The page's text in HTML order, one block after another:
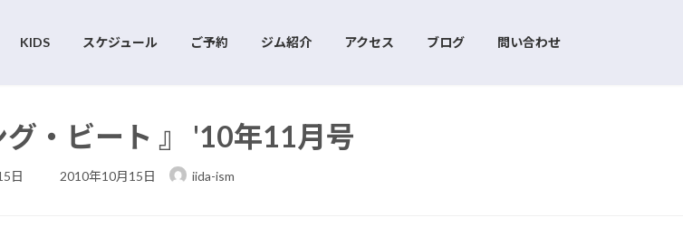
KIDS スケジュール ご予約 ジム紹介 アクセス ブログ 問い合わせ
グ・ビート 』 '10年11月号
日
最
終
2010年10月15日 iida-ism